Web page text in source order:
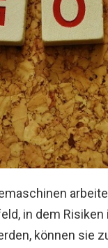
in dem
können sie